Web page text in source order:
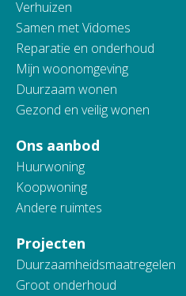
Verhuizen
Samen met Vidomes
Reparatie en onderhoud
Mijn woonomgeving
Duurzaam wonen
Gezond en veilig wonen
Ons aanbod
Huurwoning
Koopwoning
Andere ruimtes
Projecten
Duurzaamheidsmaatregelen
Groot onderhoud